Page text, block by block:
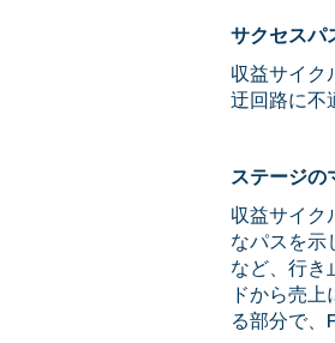
サクセスパ
収益サイク
迂回路に不
ステージの
収益サイク
なパスを示
など、行き
ドから売
る部分で